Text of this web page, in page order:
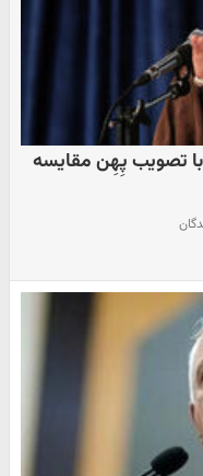
تصویب پِهِن مقایسه